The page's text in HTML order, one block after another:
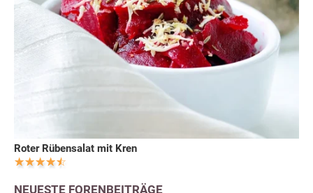
Roter Rübensalat mit Kren
NEUESTE FORENBEITRÄGE